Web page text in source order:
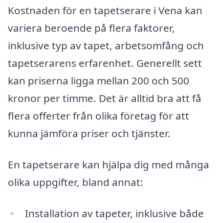
Kostnaden för en tapetserare i Vena kan
variera beroende på flera faktorer,
inklusive typ av tapet, arbetsomfång och
tapetserarens erfarenhet. Generellt sett
kan priserna ligga mellan 200 och 500
kronor per timme. Det är alltid bra att få
flera offerter från olika företag för att
kunna jämföra priser och tjänster.
En tapetserare kan hjälpa dig med många
olika uppgifter, bland annat:
Installation av tapeter, inklusive både